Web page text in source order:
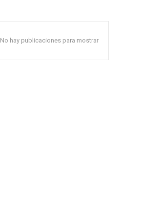
No hay publicaciones para mostrar